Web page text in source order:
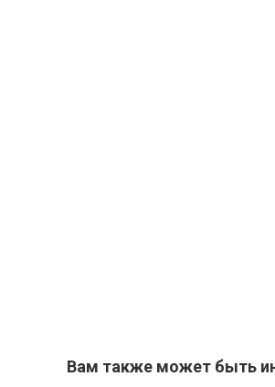
Вам также может быть